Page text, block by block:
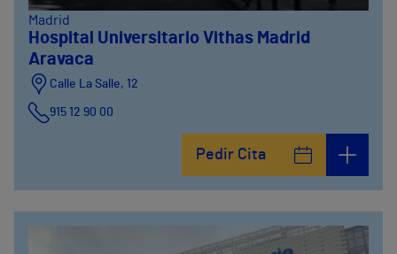
Madrid
Hospital Universitario Vithas Madrid
Aravaca
Calle La Salle, 12
915 12 90 00
Pedir Cita